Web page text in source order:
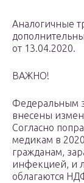
Аналогичные
от 13.04.2020.
ВАЖНО!
Федеральным
внесены
Согласно
медикам в
гражданам,
инфекцией, и
облагаются